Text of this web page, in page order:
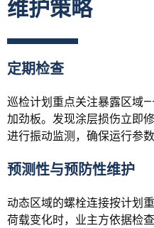
维护策略
定期检查
巡检计划重点关注暴露区域
加劲板。发现涂层损伤立即
进行振动监测，确保运行参数
预测性与预防性维护
动态区域的螺栓连接按计划
荷载变化时，业主方依据检